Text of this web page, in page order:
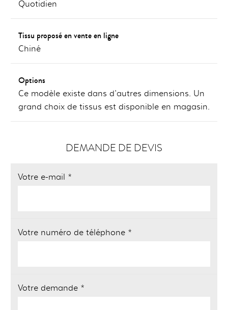
Quotidien
Tissu proposé en vente en ligne
Chiné
Options
Ce modèle existe dans d'autres dimensions. Un
grand choix de tissus est disponible en magasin.
DEMANDE DE DEVIS
Votre e-mail *
Votre numéro de téléphone *
Votre demande *